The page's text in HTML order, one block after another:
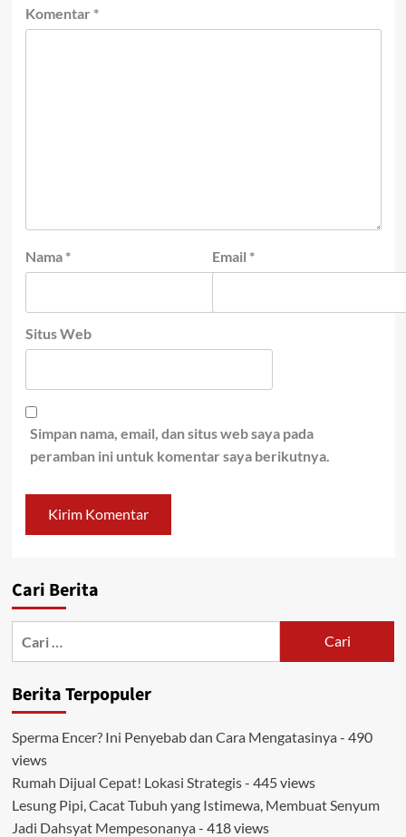
Komentar *
Nama * Email *
Situs Web
Simpan nama, email, dan situs web saya pada
peramban ini untuk komentar saya berikutnya.
Cari Berita
Berita Terpopuler
Sperma Encer? Ini Penyebab dan Cara Mengatasinya - 490
views
Rumah Dijual Cepat! Lokasi Strategis- 445 views
Lesung Pipi, Cacat Tubuh yang Istimewa, Membuat Senyum
Jadi Dahsyat Mempesonanya - 418 views